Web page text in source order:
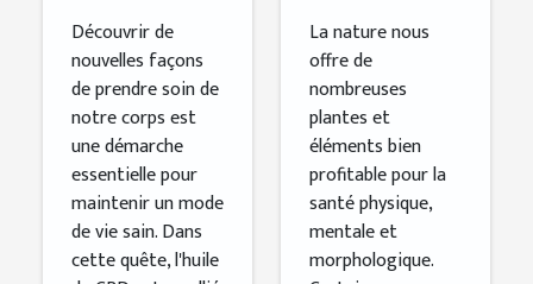
CBD
Découvrir de
nouvelles façons
de prendre soin de
notre corps est
une démarche
essentielle pour
maintenir un mode
de vie sain. Dans
cette quête, l'huile
ce produit
sur la santé
La nature nous
offre de
nombreuses
plantes et
éléments bien
profitable pour la
santé physique,
mentale et
morphologique.